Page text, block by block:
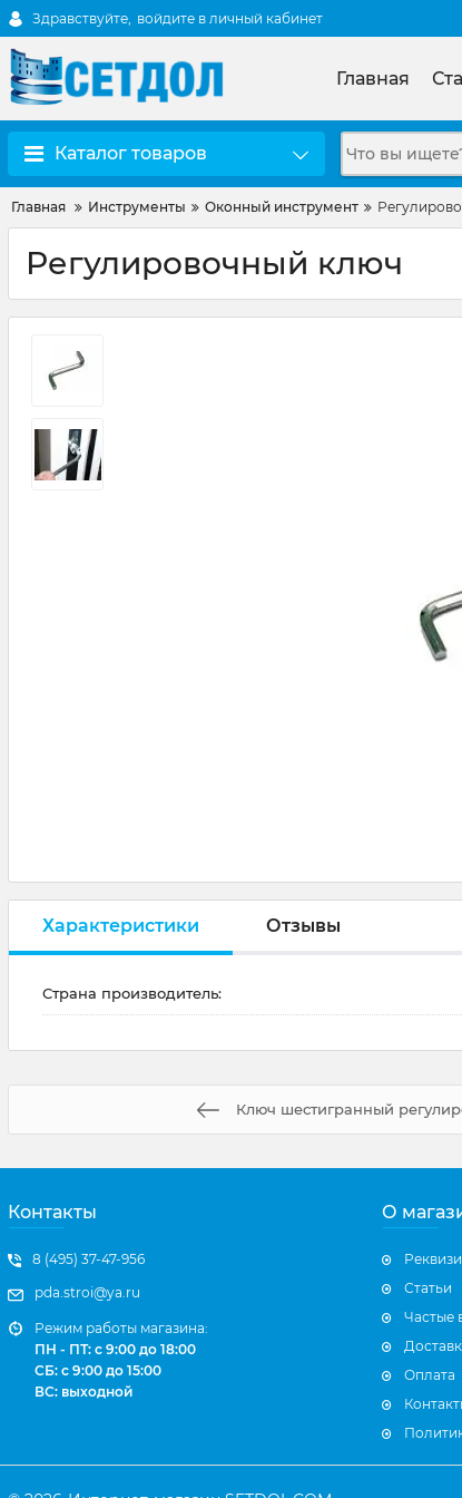
Здравствуйте, войдите в личный кабинет
Главная
Каталог товаров
Главная Инструменты Оконный инструмент
Регулировочный ключ
Характеристики Отзывы
Страна производитель:
Ключ шестигранный
Контакты
8 (495) 37-47-956
pda.stroi@ya.ru
Режим работы магазина:
ПН - ПТ: с 9:00 до 18:00
СБ: с 9:00 до 15:00
ВС: выходной
О
Статьи
Частые
Оплата